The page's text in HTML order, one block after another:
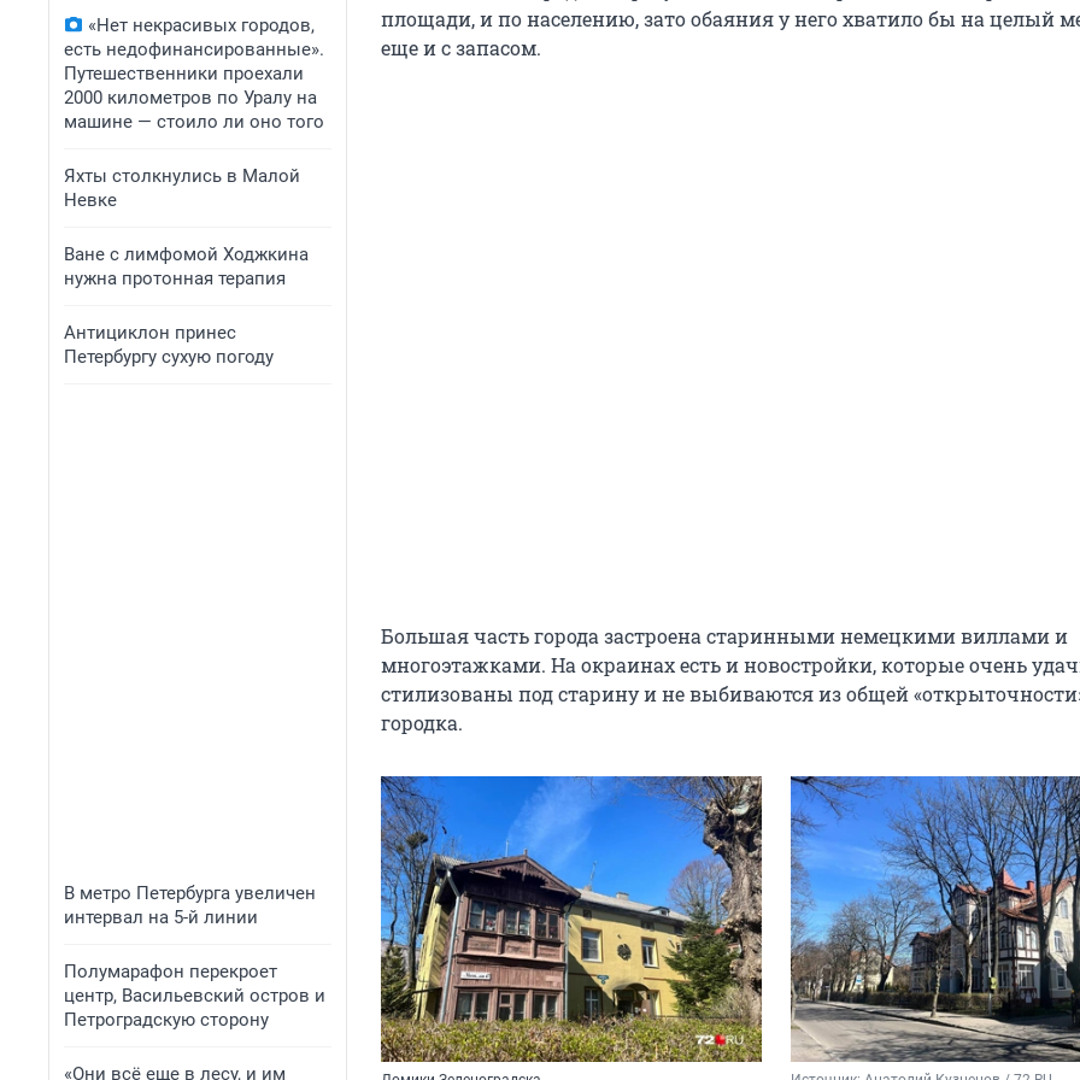
«Нет некрасивых городов,
есть недофинансированные».
Путешественники проехали
2000 километров по Уралу на
машине — стоило ли оно того
Яхты столкнулись в Малой
Невке
Ване с лимфомой Ходжкина
нужна протонная терапия
Антициклон принес
Петербургу сухую погоду
В метро Петербурга увеличен
интервал на 5-й линии
Полумарафон перекроет
центр, Васильевский остров и
Петроградскую сторону
«Они всё еще в лесу, и им
площади, и по населению, зато обаяния у него хватило бы на целый
еще и с запасом.
Большая часть города застроена старинными немецкими виллами и
многоэтажками. На окраинах есть и новостройки, которые очень
стилизованы под старину и не выбиваются из общей
городка.